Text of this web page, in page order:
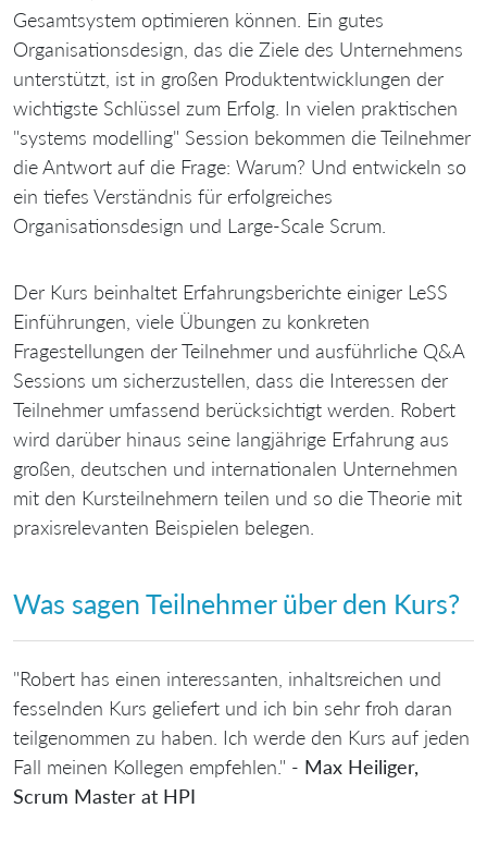
Gesamtsystem optimieren können. Ein gutes
Organisationsdesign, das die Ziele des Unternehmens
unterstützt, ist in großen Produktentwicklungen der
wichtigste Schlüssel zum Erfolg. In vielen praktischen
"systems modelling" Session bekommen die Teilnehmer
die Antwort auf die Frage: Warum? Und entwickeln so
ein tiefes Verständnis für erfolgreiches
Organisationsdesign und Large-Scale Scrum.
Der Kurs beinhaltet Erfahrungsberichte einiger LeSS
Einführungen, viele Übungen zu konkreten
Fragestellungen der Teilnehmer und ausführliche Q&A
Sessions um sicherzustellen, dass die Interessen der
Teilnehmer umfassend berücksichtigt werden. Robert
wird darüber hinaus seine langjährige Erfahrung aus
großen, deutschen und internationalen Unternehmen
mit den Kursteilnehmern teilen und so die Theorie mit
praxisrelevanten Beispielen belegen.
Was sagen Teilnehmer über den Kurs?
"Robert has einen interessanten, inhaltsreichen und
fesselnden Kurs geliefert und ich bin sehr froh daran
teilgenommen zu haben. Ich werde den Kurs auf jeden
Fall meinen Kollegen empfehlen." - Max Heiliger,
Scrum Master at HPI